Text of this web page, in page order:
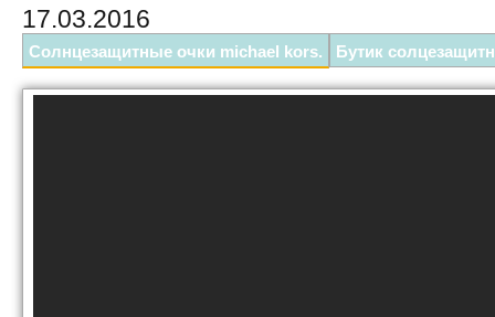
17.03.2016
Солнцезащитные очки michael kors. Бутик